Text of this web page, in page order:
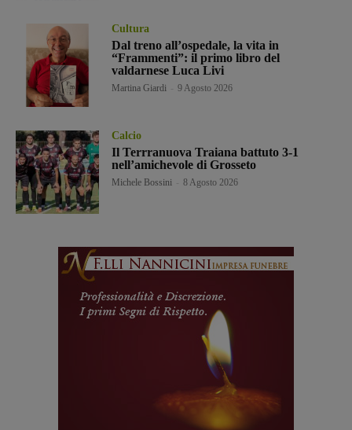
Cultura
Dal treno all’ospedale, la vita in
“Frammenti”: il primo libro del
valdarnese Luca Livi
Martina Giardi 9 Agosto 2026
Calcio
Il Terrranuova Traiana battuto 3-1
nell’amichevole di Grosseto
Michele Bossini 8 Agosto 2026